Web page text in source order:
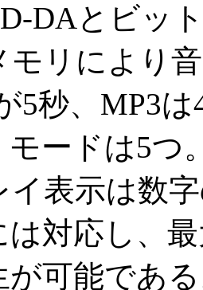
DAとビッ
モリにより
5秒、MP3
モードは5つ
イ表示は数
は対応し、
が可能であ